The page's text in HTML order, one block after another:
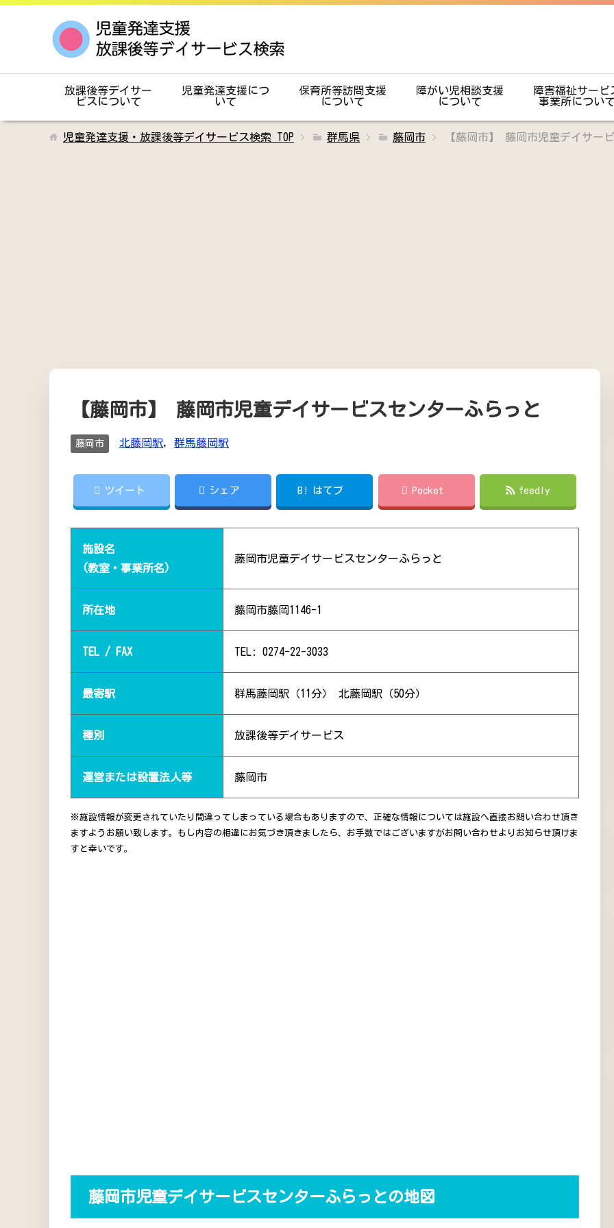
放課後等デイサー
ビスについて
児童発達支援につ
いて
保育所等訪問支援
について
障がい児相談支援
について
障害福祉サービ
事業所につい
児童発達支援・放課後等デイサービス検索 TOP 群馬県 藤岡市 【藤岡市】 藤岡市児童デイサー
【藤岡市】 藤岡市児童デイサービスセンターふらっと
藤岡市 北藤岡駅, 群馬藤岡駅
ツイート シェア B! はてブ Pocket feedly
施設名
(教室・事業所名)
藤岡市児童デイサービスセンターふらっと
所在地 藤岡市藤岡1146-1
TEL / FAX TEL: 0274-22-3033
最寄駅 群馬藤岡駅（11分） 北藤岡駅（50分）
種別 放課後等デイサービス
運営または設置法人等 藤岡市
※施設情報が変更されていたり間違ってしまっている場合もありますので、正確な情報については施設へ直接お問い合わせ頂き
ますようお願い致します。もし内容の相違にお気づき頂きましたら、お手数ではございますがお問い合わせよりお知らせ頂けま
すと幸いです。
藤岡市児童デイサービスセンターふらっとの地図